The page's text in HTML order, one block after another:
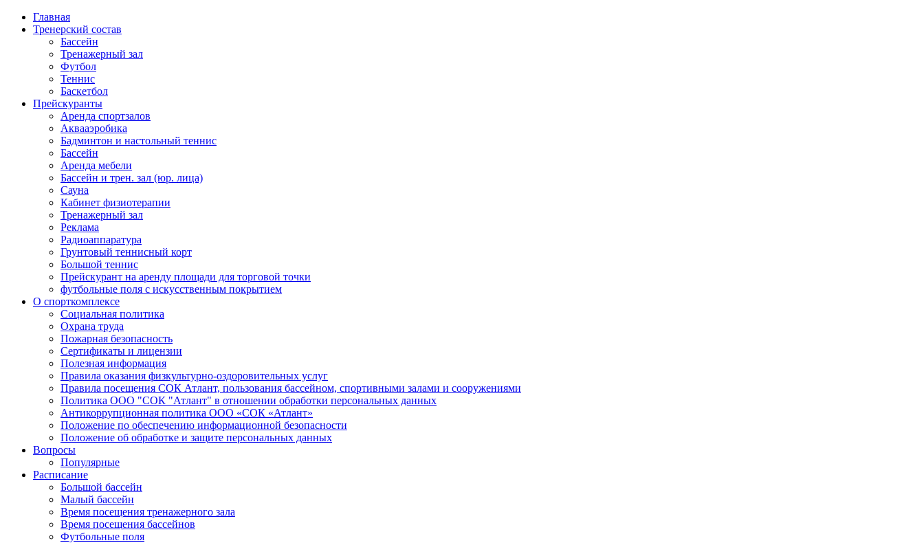
Главная
Тренерский состав
Бассейн
Тренажерный зал
Футбол
Теннис
Баскетбол
Прейскуранты
Аренда спортзалов
Аквааэробика
Бадминтон и настольный теннис
Бассейн
Аренда мебели
Бассейн и трен. зал (юр. лица)
Сауна
Кабинет физиотерапии
Тренажерный зал
Реклама
Радиоаппаратура
Грунтовый теннисный корт
Большой теннис
Прейскурант на аренду площади для торговой точки
футбольные поля с искусственным покрытием
О спорткомплексе
Социальная политика
Охрана труда
Пожарная безопасность
Сертификаты и лицензии
Полезная информация
Правила оказания физкультурно-оздоровительных услуг
Правила посещения СОК Атлант, пользования бассейном, спортивными залами и сооружениями
Политика ООО "СОК "Атлант" в отношении обработки персональных данных
Антикоррупционная политика ООО «СОК «Атлант»
Положение по обеспечению информационной безопасности
Положение об обработке и защите персональных данных
Вопросы
Популярные
Расписание
Большой бассейн
Малый бассейн
Время посещения тренажерного зала
Время посещения бассейнов
Футбольные поля